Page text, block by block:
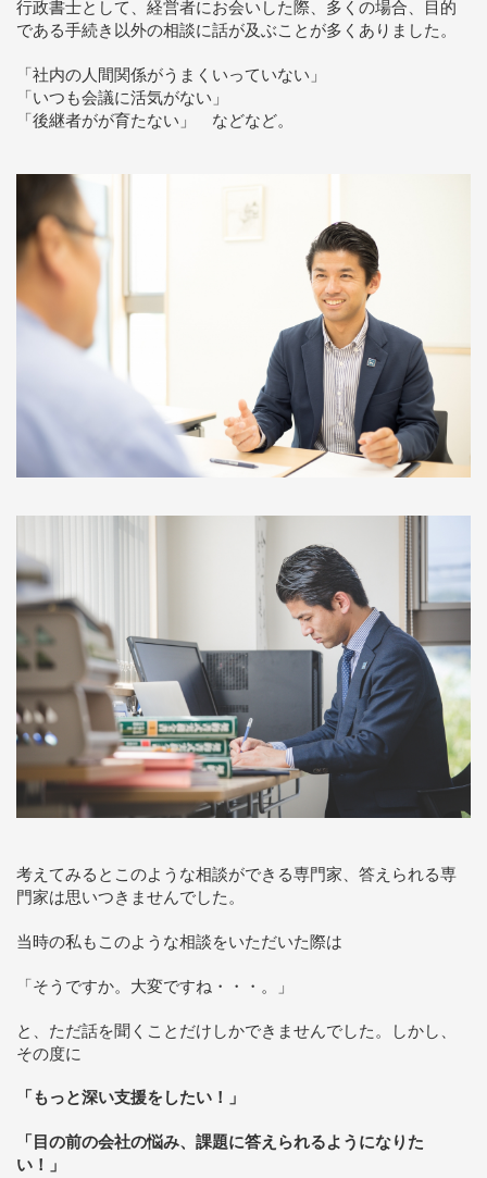
行政書士として、経営者にお会いした際、多くの場合、目的
である手続き以外の相談に話が及ぶことが多くありました。
「社内の人間関係がうまくいっていない」
「いつも会議に活気がない」
「後継者がが育たない」 などなど。
考えてみるとこのような相談ができる専門家、答えられる専
門家は思いつきませんでした。
当時の私もこのような相談をいただいた際は
「そうですか。大変ですね・・・。」
と、ただ話を聞くことだけしかできませんでした。しかし、
その度に
「もっと深い支援をしたい！」
「目の前の会社の悩み、課題に答えられるようになりた
い！」